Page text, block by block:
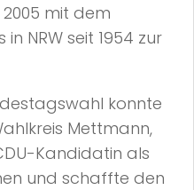
mit dem
NRW seit 1954 zur
konnte
Mettmann,
Kandidatin als
und schaffte den